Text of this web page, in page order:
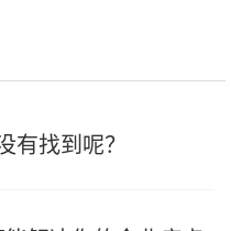
有找到呢？